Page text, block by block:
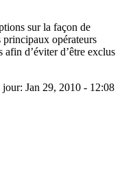
sur la façon de
opérateurs
afin d’éviter d’être exclus
jour: Jan 29, 2010 - 12:08